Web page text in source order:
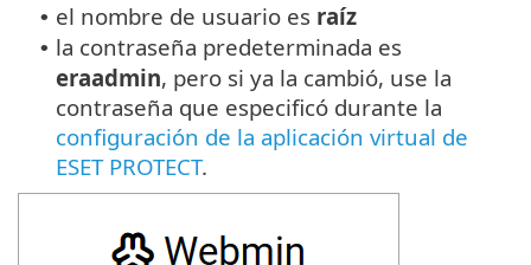
• el nombre de usuario es raíz
• la contraseña predeterminada es
eraadmin, pero si ya la cambió, use la
contraseña que especificó durante la
configuración de la aplicación virtual de
ESET PROTECT.